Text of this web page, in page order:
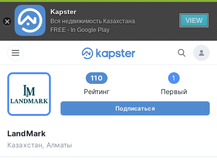
Kapster
Вся недвижимость Казахстана
FREE - In Google Play
VIEW
110
Рейтинг
1
Первый
Подписаться
LandMark
Казахстан, Алматы